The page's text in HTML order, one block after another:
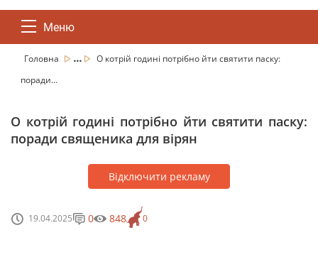
Меню
Головна ...
О котрій годині потрібно йти святити паску:
поради...
О котрій годині потрібно йти святити паску:
поради священика для вірян
Відключити рекламу
19.04.2025 0
0 848